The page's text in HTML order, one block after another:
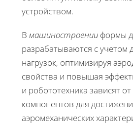
устройством.
В машиностроении формы
разрабатываются с учетом
нагрузок, оптимизируя
свойства и повышая
и робототехника зависят
компонентов для
аэромеханических